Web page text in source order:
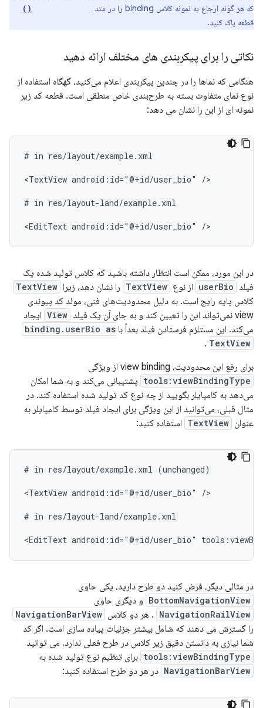
که هر گونه ارجاع به نمونه کلاس binding را در متد
قطعه پاک کنید.
نکاتی را برای پیکربندی های مختلف ارائه دهید
هنگامی که نماها را در چندین پیکربندی اعلام می‌کنید، گهگاه استفاده از
نوع نمای متفاوت بسته به طرح‌بندی خاص منطقی است. قطعه کد زیر
نمونه ای از این را نشان می دهد:
# in res/layout/example.xml
<TextView android:id="@+id/user_bio" />
# in res/layout-land/example.xml
<EditText android:id="@+id/user_bio"
در این مورد، ممکن است انتظار داشته باشید که کلاس تولید شده یک
فیلد userBio از نوع TextView را نشان دهد، زیرا TextView
کلاس پایه رایج است. به دلیل محدودیت‌های فنی، مولد کد پیوندی
view نمی‌تواند این را تعیین کند و به جای آن یک فیلد
View ایجاد
می‌کند. این مستلزم فرستادن فیلد بعداً با binding.userBio as
TextView
.
برای رفع این محدودیت، view binding از ویژگی
tools:viewBindingType پشتیبانی می‌کند و به شما امکان
می‌دهد به کامپایلر بگویید از چه نوع کد تولید شده استفاده کند. در
مثال قبلی، می‌توانید از این ویژگی برای ایجاد فیلد توسط کامپایلر به
عنوان TextView استفاده کنید:
# in res/layout/example.xml (unchanged)
<TextView android:id="@+id/user_bio" />
# in res/layout-land/example.xml
<EditText android:id="@+id/user_bio"
در مثالی دیگر، فرض کنید دو طرح دارید، یکی حاوی
BottomNavigationView و دیگری حاوی
NavigationRailView . هر دو کلاس NavigationBarView
را گسترش می دهند که شامل بیشتر جزئیات پیاده سازی است. اگر کد
شما نیازی به دانستن دقیق زیر کلاس در طرح فعلی ندارد، می توانید
tools:viewBindingType برای تنظیم نوع تولید شده به
NavigationBarView در هر دو طرح استفاده کنید: